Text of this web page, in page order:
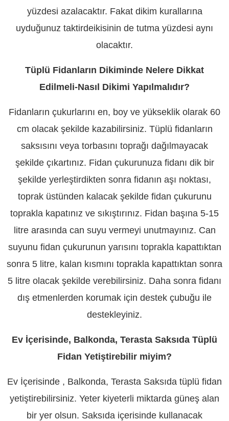
yüzdesi azalacaktır. Fakat dikim kurallarına
uyduğunuz taktirdeikisinin de tutma yüzdesi aynı
olacaktır.
Tüplü Fidanların Dikiminde Nelere Dikkat
Edilmeli-Nasıl Dikimi Yapılmalıdır?
Fidanların çukurlarını en, boy ve yükseklik olarak 60
cm olacak şekilde kazabilirsiniz. Tüplü fidanların
saksısını veya torbasını toprağı dağılmayacak
şekilde çıkartınız. Fidan çukurunuza fidanı dik bir
şekilde yerleştirdikten sonra fidanın aşı noktası,
toprak üstünden kalacak şekilde fidan çukurunu
toprakla kapatınız ve sıkıştırınız. Fidan başına 5-15
litre arasında can suyu vermeyi unutmayınız. Can
suyunu fidan çukurunun yarısını toprakla kapattıktan
sonra 5 litre, kalan kısmını toprakla kapattıktan sonra
5 litre olacak şekilde verebilirsiniz. Daha sonra fidanı
dış etmenlerden korumak için destek çubuğu ile
destekleyiniz.
Ev İçerisinde, Balkonda, Terasta Saksıda Tüplü
Fidan Yetiştirebilir miyim?
Ev İçerisinde , Balkonda, Terasta Saksıda tüplü fidan
yetiştirebilirsiniz. Yeter kiyeterli miktarda güneş alan
bir yer olsun. Saksıda içerisinde kullanacak